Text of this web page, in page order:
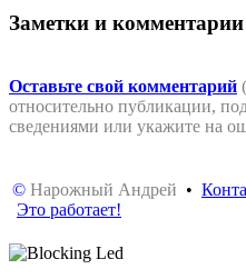
Заметки и
Оставьте свой комментарий
относительно публикации,
сведениями или укажите на
© Нарожный Андрей •
Это работает!